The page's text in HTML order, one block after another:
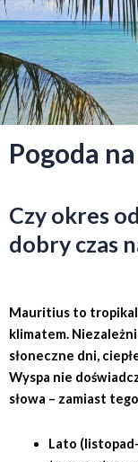
Pogoda
Czy okres
dobry czas
Mauritius to
klimatem.
słoneczne dni,
Wyspa nie
słowa – zamiast
Lato